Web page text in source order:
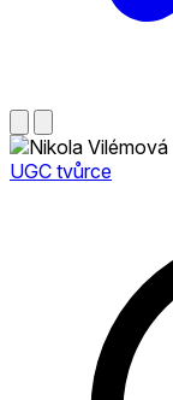
UGC tvůrce